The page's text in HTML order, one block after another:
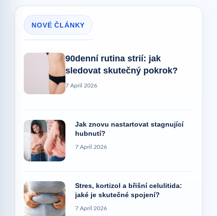
NOVÉ ČLÁNKY
90denní rutina strií: jak
sledovat skutečný pokrok?
7 April 2026
Jak znovu nastartovat stagnující
hubnutí?
7 April 2026
Stres, kortizol a břišní celulitida:
jaké je skutečné spojení?
7 April 2026